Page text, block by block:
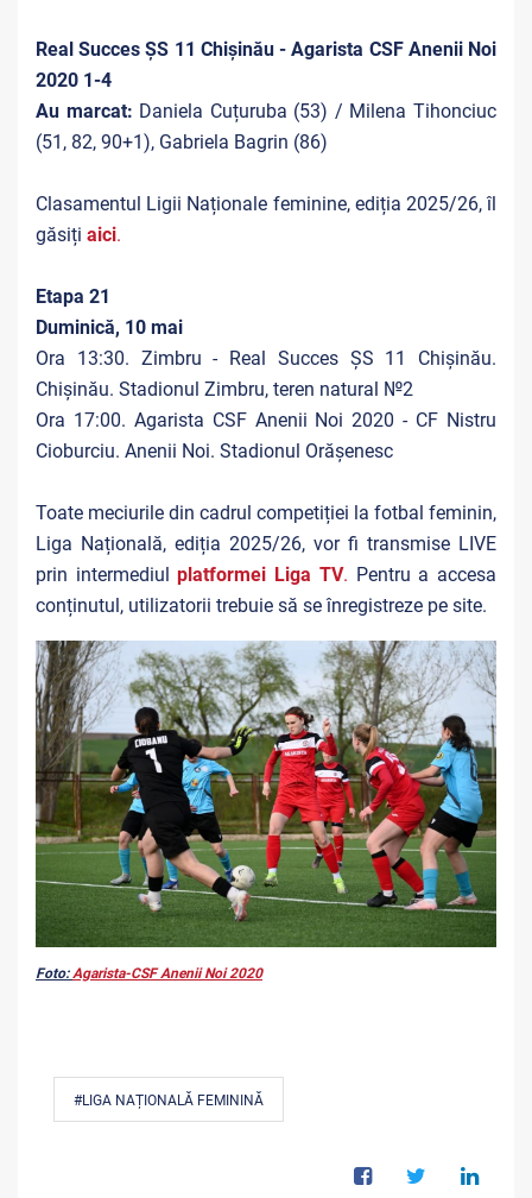
Real Succes ȘS 11 Chișinău - Agarista CSF Anenii Noi
2020 1-4
Au marcat: Daniela Cuțuruba (53) / Milena Tihonciuc
(51, 82, 90+1), Gabriela Bagrin (86)
Clasamentul Ligii Naționale feminine, ediția 2025/26, îl
găsiți aici.
Etapa 21
Duminică, 10 mai
Ora 13:30. Zimbru - Real Succes ȘS 11 Chișinău.
Chișinău. Stadionul Zimbru, teren natural №2
Ora 17:00. Agarista CSF Anenii Noi 2020 - CF Nistru
Cioburciu. Anenii Noi. Stadionul Orășenesc
Toate meciurile din cadrul competiției la fotbal feminin,
Liga Națională, ediția 2025/26, vor fi transmise LIVE
prin intermediulplatformei Liga TV. Pentru a accesa
conținutul, utilizatorii trebuie să se înregistreze pe site.
Foto:Agarista-CSF Anenii Noi 2020
#LIGA NAȚIONALĂ FEMININĂ